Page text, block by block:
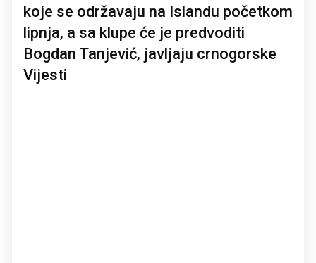
koje se održavaju na Islandu početkom
lipnja, a sa klupe će je predvoditi
Bogdan Tanjević, javljaju crnogorske
Vijesti